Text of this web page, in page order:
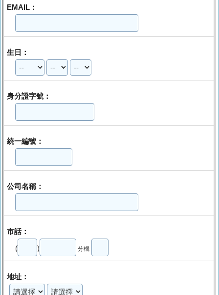
EMAIL：
生日：
身分證字號：
統一編號：
公司名稱：
市話：
( ) 分機
地址：